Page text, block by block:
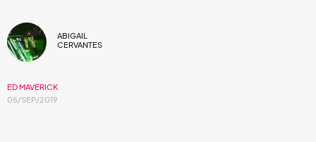
ABIGAIL
CERVANTES
ED MAVERICK
05/SEP/2019